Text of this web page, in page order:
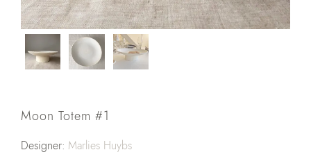
Moon Totem #1
Designer: Marlies Huybs